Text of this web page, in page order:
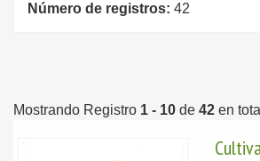
Número de registros: 42
Mostrando Registro 1 - 10 de 42 en total